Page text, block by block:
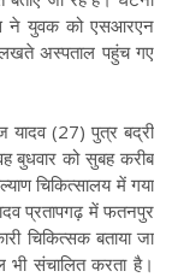
ने युवक को एसआरएन
अस्पताल पहुंच गए
यादव (27) पुत्र बद्री
बुधवार को सुबह करीब
चिकित्सालय में गया
प्रतापगढ़ में फतनपुर
चिकित्सक बताया जा
संचालित करता है।